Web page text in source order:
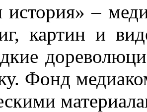
история» ‒
картин и
Фонд